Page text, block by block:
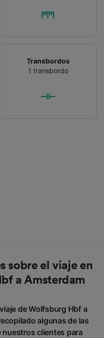
Transbordos
1 transbordo
sobre el viaje en
a Amsterdam
de Wolfsburg Hbf a
algunas de las
clientes para